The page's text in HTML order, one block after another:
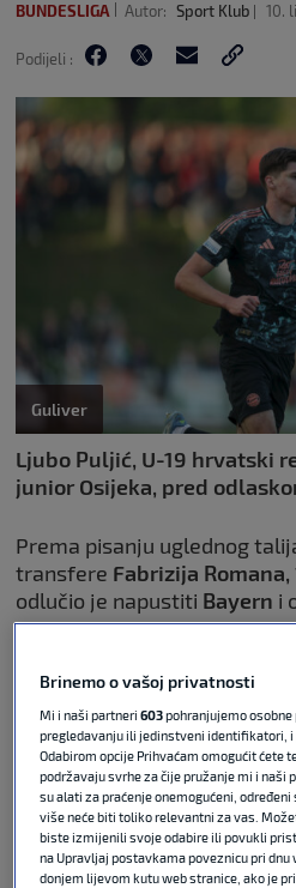
BUNDESLIGA Autor: Sport Klub 10.
Podijeli :
Guliver
Ljubo Puljić, U-19 hrvatski
junior Osijeka, pred
Prema pisanju uglednog
transfere Fabrizija Romana,
odlučio je napustiti Bayern i
dovođenja hrvatskog
Bayernove druge momčadi.
“Dogovoren je potpis
Romano i dodaje:“Hrvatski
potpisuje s Atalantom s
ugovora na još jednu godinu.”
Brinemo o vašoj privatnosti
Mi i naši partneri603pohranjujemo osobne
pregledavanju ili jedinstveni identifikatori, i
Odabirom opcije Prihvaćam omogućit ćete
podržavaju svrhe za čije pružanje mi i naši
su alati za praćenje onemogućeni,
više neće biti toliko relevantni za vas.
biste izmijenili svoje odabire ili povukli
na Upravljaj postavkama poveznicu pri
donjem lijevom kutu web stranice, ako je